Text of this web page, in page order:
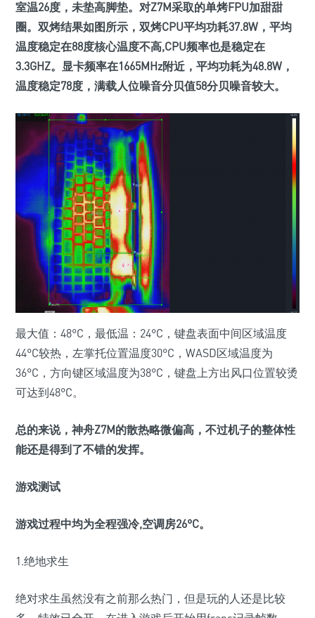
室温26度，未垫高脚垫。 对Z7M采取的单烤FPU加甜甜
圈。双烤结果如图所示，双烤CPU平均功耗37.8W，平均
温度稳定在88度核心温度不高,CPU频率也是稳定在
3.3GHZ。显卡频率在1665MHz附近，平均功耗为48.8W，
温度稳定78度，满载人位噪音分贝值58分贝噪音较大。
最大值：48°C，最低温：24°C，键盘表面中间区域温度
44°C较热，左掌托位置温度30°C，WASD区域温度为
36°C，方向键区域温度为38°C，键盘上方出风口位置较烫
可达到48°C。
总的来说，神舟Z7M的散热略微偏高，不过机子的整体性
能还是得到了不错的发挥。
游戏测试
游戏过程中均为全程强冷,空调房26°C。
1.绝地求生
绝对求生虽然没有之前那么热门，但是玩的人还是比较